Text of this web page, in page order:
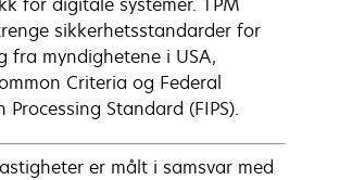
sikkerhetsstandarder for
fra myndighetene i USA,
Criteria og Federal
Standard (FIPS).
er målt i samsvar med